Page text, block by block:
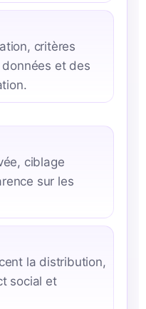
critères
et des
ciblage
sur les
la distribution,
social et